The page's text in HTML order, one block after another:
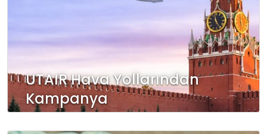
UTAIR Hava Yollarından
Kampanya